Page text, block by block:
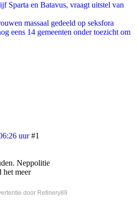
Sparta en Batavus, vraagt uitstel van
massaal gedeeld op seksfora
eens 14 gemeenten onder toezicht om
uur #1
Neppolitie
het meer
door Refinery89